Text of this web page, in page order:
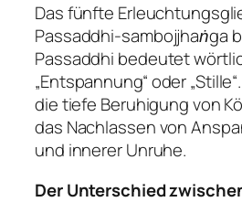
Das fünfte
Passaddhi-sambojjhaṅga
Passaddhi bedeutet
„Entspannung“ oder
die tiefe Beruhigung von
das Nachlassen von
und innerer Unruhe.
Der Unterschied